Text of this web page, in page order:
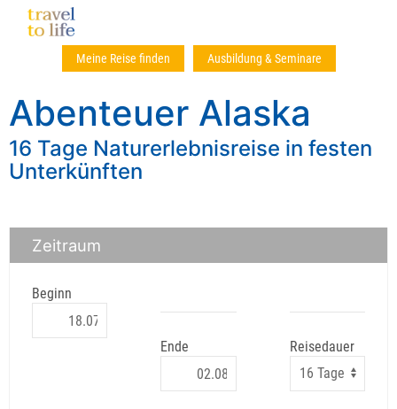
Meine Reise finden Ausbildung & Seminare
Abenteuer Alaska
16 Tage Naturerlebnisreise in festen
Unterkünften
Zeitraum
Beginn
Ende Reisedauer